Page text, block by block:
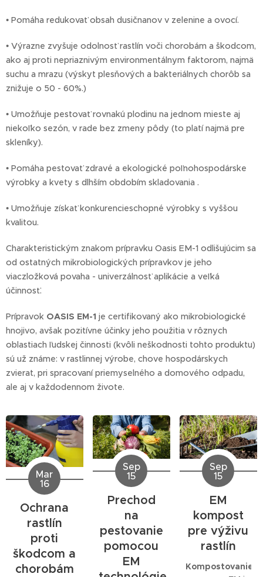
• Pomáha redukovať obsah dusičnanov v zelenine a ovocí.
• Výrazne zvyšuje odolnosť rastlín voči chorobám a škodcom,
ako aj proti nepriaznivým environmentálnym faktorom, najmä
suchu a mrazu (výskyt plesňových a bakteriálnych chorôb sa
znižuje o 50 - 60%.)
• Umožňuje pestovať rovnakú plodinu na jednom mieste aj
niekoľko sezón, v rade bez zmeny pôdy (to platí najmä pre
skleníky).
• Pomáha pestovať zdravé a ekologické poľnohospodárske
výrobky a kvety s dlhším obdobím skladovania .
• Umožňuje získať konkurencieschopné výrobky s vyššou
kvalitou.
Charakteristickým znakom prípravku Oasis EM-1 odlišujúcim sa
od ostatných mikrobiologických prípravkov je jeho
viaczložková povaha - univerzálnosť aplikácie a veľká
účinnosť.
Prípravok OASIS EM-1 je certifikovaný ako mikrobiologické
hnojivo, avšak pozitívne účinky jeho použitia v rôznych
oblastiach ľudskej činnosti (kvôli neškodnosti tohto produktu)
sú už známe: v rastlinnej výrobe, chove hospodárskych
zvierat, pri spracovaní priemyselného a domového odpadu,
ale aj v každodennom živote.
Mar
16
Ochrana
rastlín
proti
škodcom a
chorobám
Sep
15
Prechod
na
pestovanie
pomocou
EM
Sep
15
EM
kompost
pre výživu
rastlín
Kompostovanie